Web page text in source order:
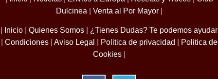
Dulcinea
Venta al Por Mayor
Inicio Quienes Somos
¿Tienes Dudas? Te podemos ayudar
Condiciones Aviso Legal Politica de privacidad
Politica de
Cookies